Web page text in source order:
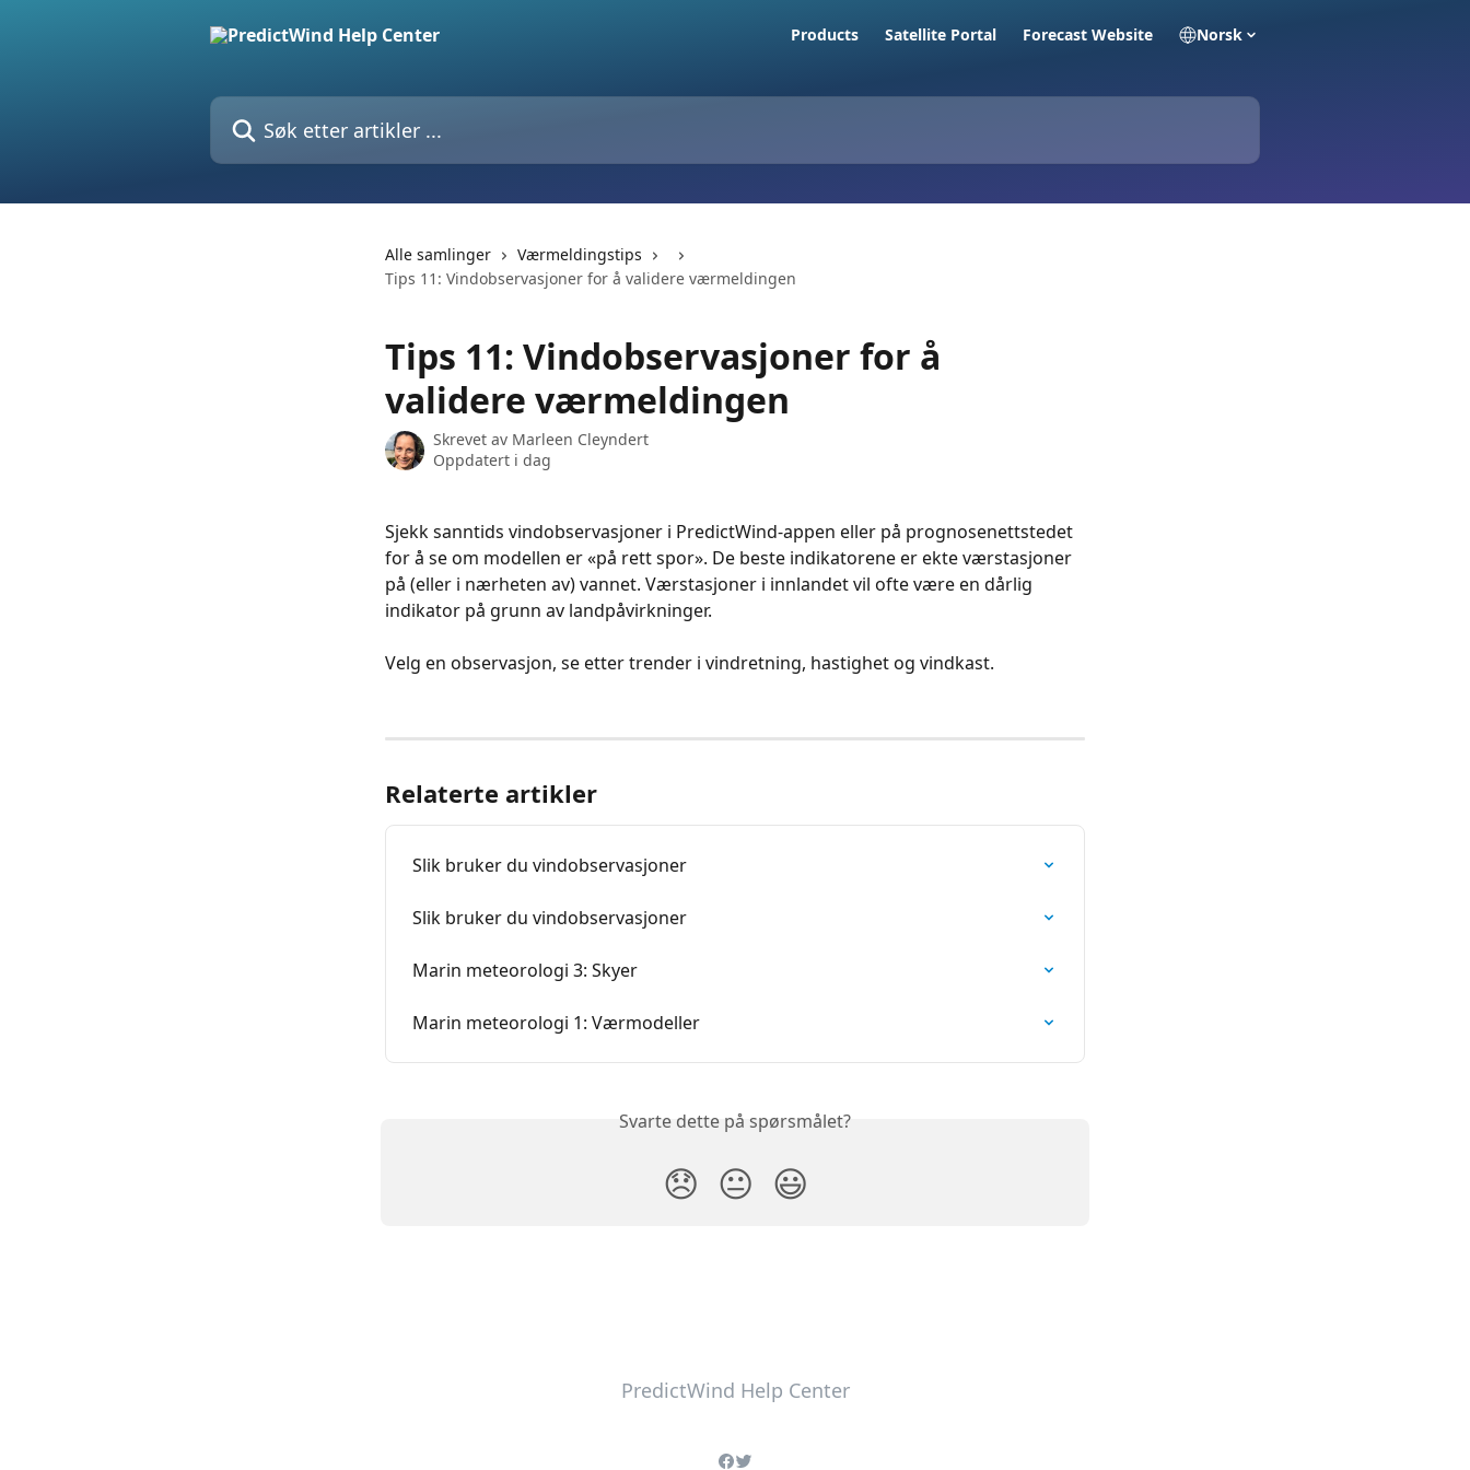
Products Satellite Portal Forecast Website Norsk
Søk etter artikler ...
Alle samlinger
Værmeldingstips
Tips 11: Vindobservasjoner for å validere værmeldingen
Tips 11: Vindobservasjoner for å
validere værmeldingen
Skrevet av Marleen Cleyndert
Oppdatert i dag
Sjekk sanntids vindobservasjoner i PredictWind-appen eller på prognosenettstedet
for å se om modellen er «på rett spor». De beste indikatorene er ekte værstasjoner
på (eller i nærheten av) vannet. Værstasjoner i innlandet vil ofte være en dårlig
indikator på grunn av landpåvirkninger.
Velg en observasjon, se etter trender i vindretning, hastighet og vindkast.
Relaterte artikler
Slik bruker du vindobservasjoner
Slik bruker du vindobservasjoner
Marin meteorologi 3: Skyer
Marin meteorologi 1: Værmodeller
Svarte dette på spørsmålet?
😞 😐 😃
PredictWind Help Center